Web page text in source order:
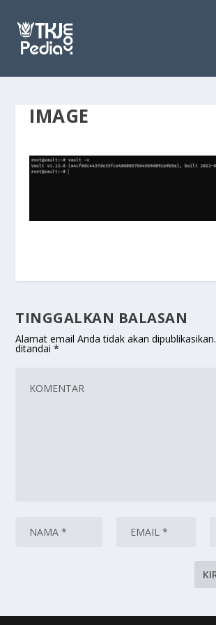
IMAGE
TINGGALKAN BALASAN
Alamat email Anda tidak akan dipublikasikan.
ditandai*